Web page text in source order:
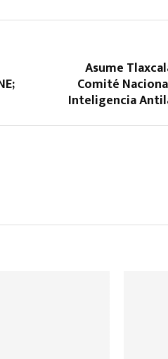
Asume
Comité
Inteligencia